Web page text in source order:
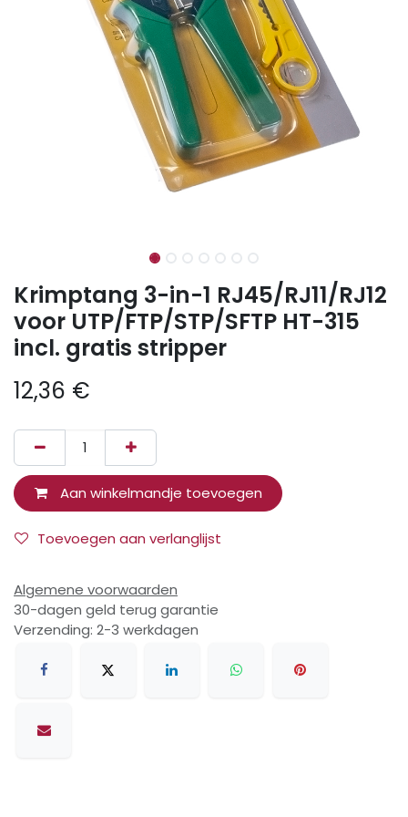
Krimptang 3-in-1 RJ45/RJ11/RJ12
voor UTP/FTP/STP/SFTP HT-315
incl. gratis stripper
12,36 €
Aan winkelmandje toevoegen
Toevoegen aan verlanglijst
Algemene voorwaarden
30-dagen geld terug garantie
Verzending: 2-3 werkdagen